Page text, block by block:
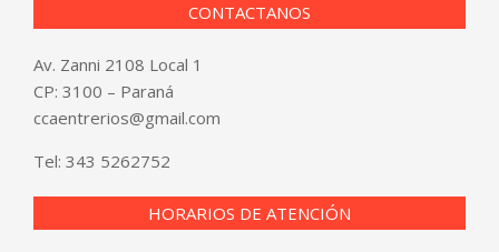
CONTACTANOS
Av. Zanni 2108 Local 1
CP: 3100 – Paraná
ccaentrerios@gmail.com
Tel: 343 5262752
HORARIOS DE ATENCIÓN